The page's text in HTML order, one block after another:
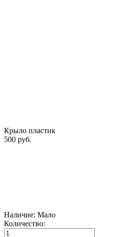
Крыло пластик
500 руб.
Наличие: Мало
Количество: